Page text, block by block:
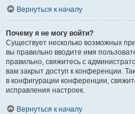
Вернуться к началу
Почему я не могу войти?
Существует несколько возможных
вы правильно вводите имя
правильно, свяжитесь с
вам закрыт доступ к конференции.
в конфигурации конференции,
исправления настроек.
Вернуться к началу